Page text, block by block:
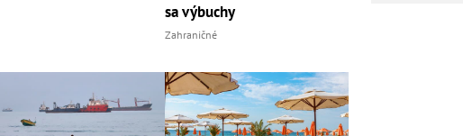
sa výbuchy
Zahraničné